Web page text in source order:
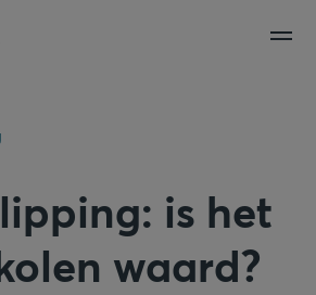
is het
waard?